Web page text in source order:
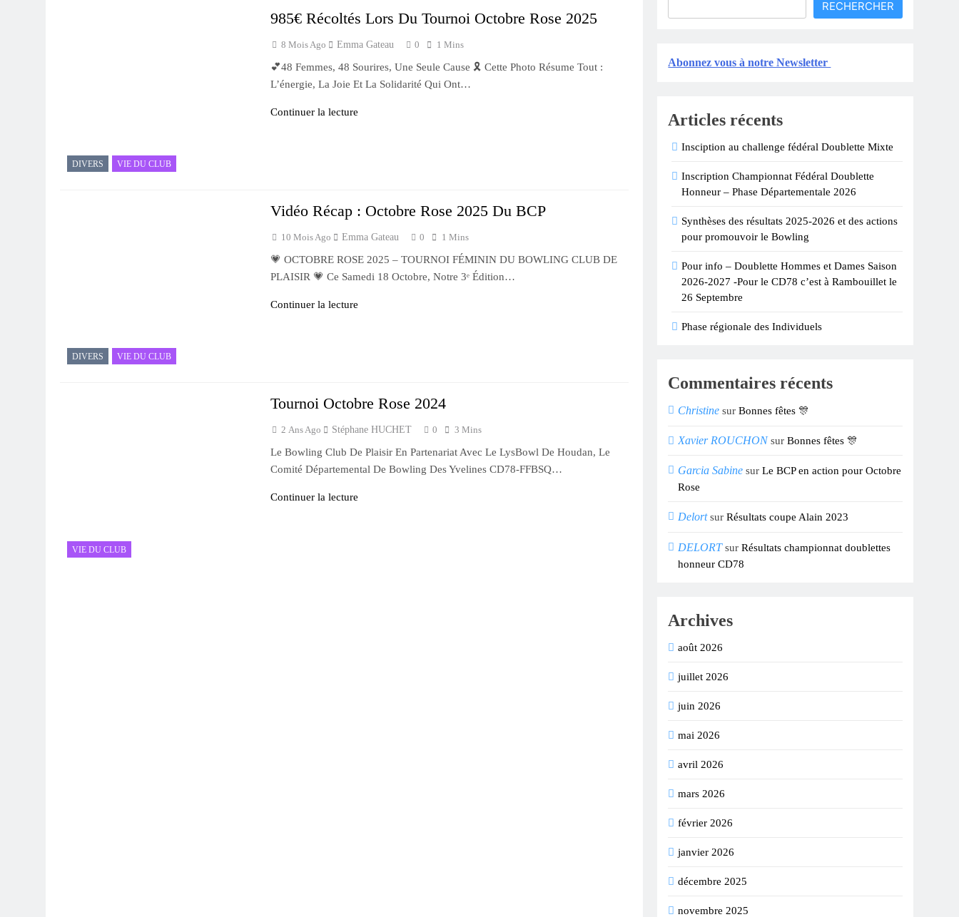
2 Mois Ago 2 Mois Ago
Inscription Phase Régionale Honneur Et Excellence
DIVERS VIE DU CLUB
985€ Récoltés Lors Du Tournoi Octobre Rose 2025
8 Mois Ago Emma Gateau 0 1 Mins
​💕​48 Femmes, 48 Sourires, Une Seule Cause 🎗️ Cette Photo Résume Tout :
L’énergie, La Joie Et La Solidarité Qui Ont…
Continuer la lecture
DIVERS VIE DU CLUB
Vidéo Récap : Octobre Rose 2025 Du BCP
10 Mois Ago Emma Gateau 0 1 Mins
💗 OCTOBRE ROSE 2025 – TOURNOI FÉMININ DU BOWLING CLUB DE
PLAISIR 💗 Ce Samedi 18 Octobre, Notre 3ᵉ Édition…
Continuer la lecture
VIE DU CLUB
Tournoi Octobre Rose 2024
2 Ans Ago Stéphane HUCHET 0 3 Mins
Le Bowling Club De Plaisir En Partenariat Avec Le LysBowl De Houdan, Le
Comité Départemental De Bowling Des Yvelines CD78-FFBSQ…
Continuer la lecture
RECHERCHER
Abonnez vous à notre Newsletter
Articles récents
Insciption au challenge fédéral Doublette Mixte
Inscription Championnat Fédéral Doublette
Honneur – Phase Départementale 2026
Synthèses des résultats 2025-2026 et des actions
pour promouvoir le Bowling
Pour info – Doublette Hommes et Dames Saison
2026-2027 -Pour le CD78 c’est à Rambouillet le
26 Septembre
Phase régionale des Individuels
Commentaires récents
Christine surBonnes fêtes 🎊
Xavier ROUCHONsurBonnes fêtes 🎊
Garcia Sabine surLe BCP en action pour Octobre
Rose
DelortsurRésultats coupe Alain 2023
DELORTsurRésultats championnat doublettes
honneur CD78
Archives
août 2026
juillet 2026
juin 2026
mai 2026
avril 2026
mars 2026
février 2026
janvier 2026
décembre 2025
novembre 2025